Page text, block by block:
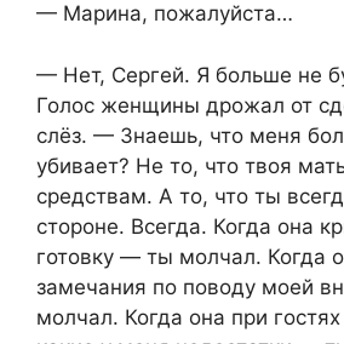
— Марина, пожалуйста…
— Нет, Сергей. Я больше не
Голос женщины дрожал от
слёз. — Знаешь, что меня
убивает? Не то, что твоя
средствам. А то, что ты
стороне. Всегда. Когда она
готовку — ты молчал. Когда
замечания по поводу моей
молчал. Когда она при